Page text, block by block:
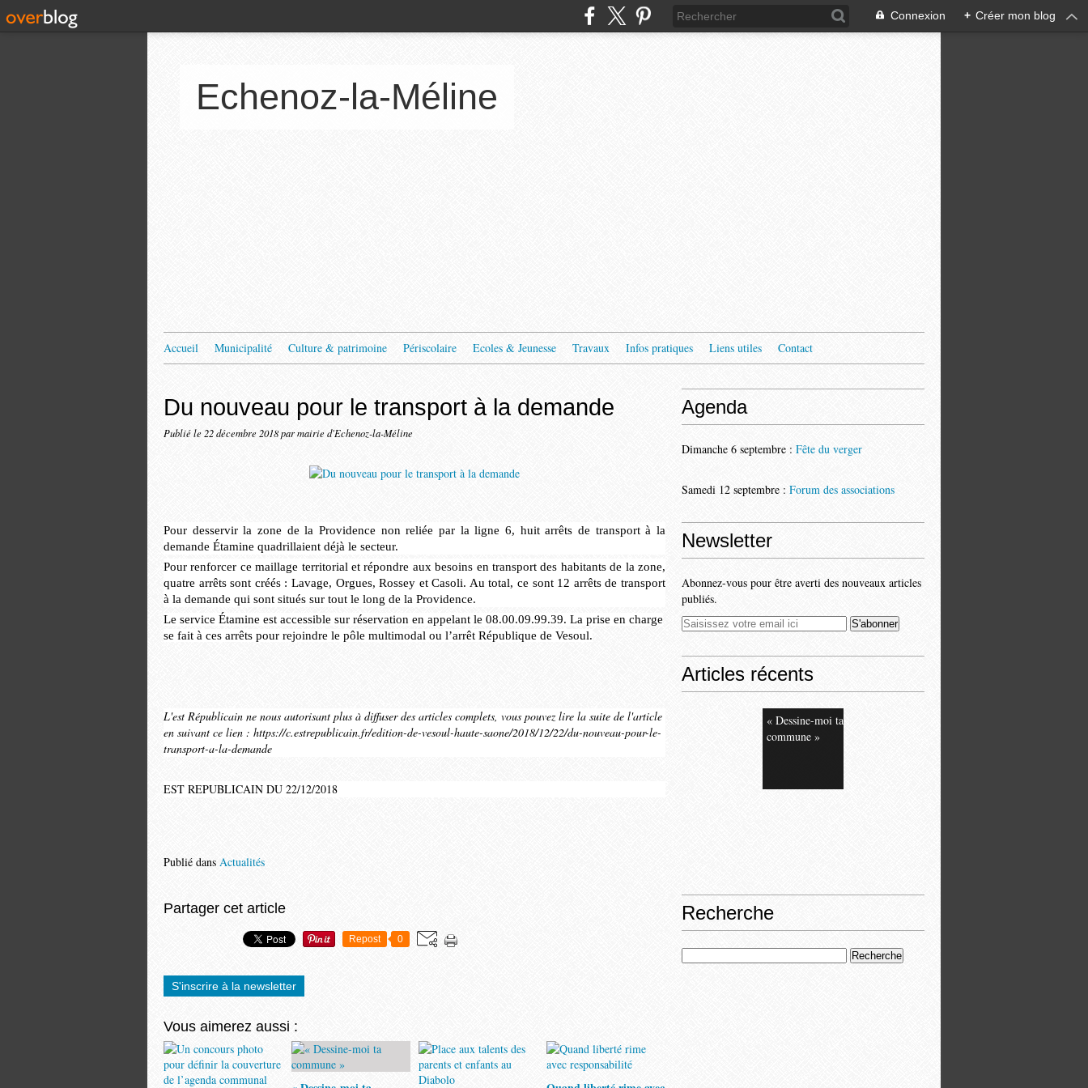
Connexion + Créer mon blog
Echenoz-la-Méline
Accueil Municipalité Culture & patrimoine Périscolaire Ecoles & Jeunesse Travaux Infos pratiques Liens utiles Contact
Du nouveau pour le transport à la demande
Publié le 22 décembre 2018par mairie d'Echenoz-la-Méline
Pour desservir la zone de la Providence non reliée par la ligne 6, huit arrêts de transport à la
demande Étamine quadrillaient déjà le secteur.
Pour renforcer ce maillage territorial et répondre aux besoins en transport des habitants de la zone,
quatre arrêts sont créés : Lavage, Orgues, Rossey et Casoli. Au total, ce sont 12 arrêts de transport
à la demande qui sont situés sur tout le long de la Providence.
Le service Étamine est accessible sur réservation en appelant le 08.00.09.99.39. La prise en charge
se fait à ces arrêts pour rejoindre le pôle multimodal ou l’arrêt République de Vesoul.
L'est Républicain ne nous autorisant plus à diffuser des articles complets, vous pouvez lire la suite de l'article
en suivant ce lien : https://c.estrepublicain.fr/edition-de-vesoul-haute-saone/2018/12/22/du-nouveau-pour-le-
transport-a-la-demande
EST REPUBLICAIN DU 22/12/2018
Publié dans Actualités
Partager cet article
Repost 0
S'inscrire à la newsletter
Vous aimerez aussi :
Agenda
Dimanche 6 septembre : Fête du verger
Samedi 12 septembre : Forum des associations
Newsletter
Abonnez-vous pour être averti des nouveaux articles
publiés.
Articles récents
« Dessine-moi ta
commune »
Recherche